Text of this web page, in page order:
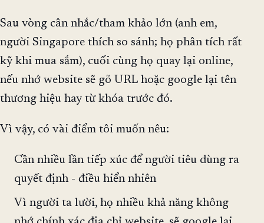
Sau vòng cân nhắc/tham khảo lớn (anh em,
người Singapore thích so sánh; họ phân tích rất
kỹ khi mua sắm), cuối cùng họ quay lại online,
nếu nhớ website sẽ gõ URL hoặc google lại tên
thương hiệu hay từ khóa trước đó.
Vì vậy, có vài điểm tôi muốn nêu:
Cần nhiều lần tiếp xúc để người tiêu dùng ra
quyết định - điều hiển nhiên
Vì người ta lười, họ nhiều khả năng không